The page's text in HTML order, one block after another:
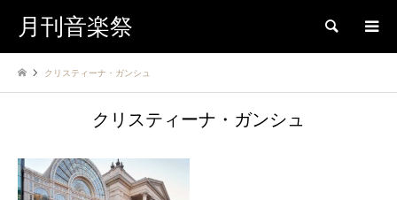
月刊音楽祭 検索
クリスティーナ・ガンシュ
クリスティーナ・ガンシュ